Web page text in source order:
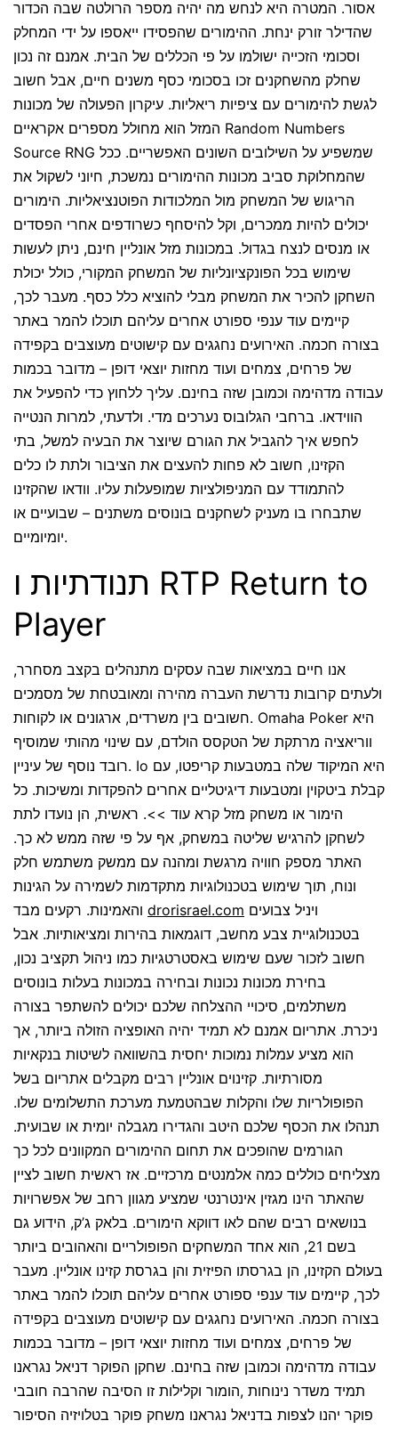
אסור. המטרה היא לנחש מה יהיה מספר הרולטה שבה הכדור
שהדילר זורק ינחת. ההימורים שהפסידו ייאספו על ידי המחלק
וסכומי הזכייה ישולמו על פי הכללים של הבית. אמנם זה נכון
שחלק מהשחקנים זכו בסכומי כסף משנים חיים, אבל חשוב
לגשת להימורים עם ציפיות ריאליות. עיקרון הפעולה של מכונות
המזל הוא מחולל מספרים אקראיים Random Numbers
Source RNG שמשפיע על השילובים השונים האפשריים. ככל
שהמחלוקת סביב מכונות ההימורים נמשכת, חיוני לשקול את
הריגוש של המשחק מול המלכודות הפוטנציאליות. הימורים
יכולים להיות ממכרים, וקל להיסחף כשרודפים אחרי הפסדים
או מנסים לנצח בגדול. במכונות מזל אונליין חינם, ניתן לעשות
שימוש בכל הפונקציונליות של המשחק המקורי, כולל יכולת
השחקן להכיר את המשחק מבלי להוציא כלל כסף. מעבר לכך,
קיימים עוד ענפי ספורט אחרים עליהם תוכלו להמר באתר
בצורה חכמה. האירועים נחגגים עם קישוטים מעוצבים בקפידה
של פרחים, צמחים ועוד מחזות יוצאי דופן – מדובר בכמות
עבודה מדהימה וכמובן שזה בחינם. עליך ללחוץ כדי להפעיל את
הווידאו. ברחבי הגלובוס נערכים מדי. ולדעתי, למרות הנטייה
לחפש איך להגביל את הגורם שיוצר את הבעיה למשל, בתי
הקזינו, חשוב לא פחות להעצים את הציבור ולתת לו כלים
להתמודד עם המניפולציות שמופעלות עליו. וודאו שהקזינו
שתבחרו בו מעניק לשחקנים בונוסים משתנים – שבועיים או
יומיומיים.
תנודתיות ו RTP Return to
Player
אנו חיים במציאות שבה עסקים מתנהלים בקצב מסחרר,
ולעתים קרובות נדרשת העברה מהירה ומאובטחת של מסמכים
חשובים בין משרדים, ארגונים או לקוחות. Omaha Poker היא
ווריאציה מרתקת של הטקסס הולדם, עם שינוי מהותי שמוסיף
רובד נוסף של עיניין. Io היא המיקוד שלה במטבעות קריפטו, עם
קבלת ביטקוין ומטבעות דיגיטליים אחרים להפקדות ומשיכות. כל
הימור או משחק מזל קרא עוד >>. ראשית, הן נועדו לתת
לשחקן להרגיש שליטה במשחק, אף על פי שזה ממש לא כך.
האתר מספק חוויה מרגשת ומהנה עם ממשק משתמש חלק
ונוח, תוך שימוש בטכנולוגיות מתקדמות לשמירה על הגינות
drorisrael.com
בטכנולוגיית צבע מחשב, דוגמאות בהירות ומציאותיות. אבל
חשוב לזכור שעם שימוש באסטרטגיות כמו ניהול תקציב נכון,
בחירת מכונות נכונות ובחירה במכונות בעלות בונוסים
משתלמים, סיכויי ההצלחה שלכם יכולים להשתפר בצורה
ניכרת. אתריום אמנם לא תמיד יהיה האופציה הזולה ביותר, אך
הוא מציע עמלות נמוכות יחסית בהשוואה לשיטות בנקאיות
מסורתיות. קזינוים אונליין רבים מקבלים אתריום בשל
הפופולריות שלו והקלות שבהטמעת מערכת התשלומים שלו.
תנהלו את הכסף שלכם היטב והגדירו מגבלה יומית או שבועית.
הגורמים שהופכים את תחום ההימורים המקוונים לכל כך
מצליחים כוללים כמה אלמנטים מרכזיים. אז ראשית חשוב לציין
שהאתר הינו מגזין אינטרנטי שמציע מגוון רחב של אפשרויות
בנושאים רבים שהם לאו דווקא הימורים. בלאק ג’ק, הידוע גם
בשם 21, הוא אחד המשחקים הפופולריים והאהובים ביותר
בעולם הקזינו, הן בגרסתו הפיזית והן בגרסת קזינו אונליין. מעבר
לכך, קיימים עוד ענפי ספורט אחרים עליהם תוכלו להמר באתר
בצורה חכמה. האירועים נחגגים עם קישוטים מעוצבים בקפידה
של פרחים, צמחים ועוד מחזות יוצאי דופן – מדובר בכמות
עבודה מדהימה וכמובן שזה בחינם. שחקן הפוקר דניאל נגראנו
תמיד משדר נינוחות ,הומור וקלילות זו הסיבה שהרבה חובבי
פוקר יהנו לצפות בדניאל נגראנו משחק פוקר בטלויזיה הסיפור